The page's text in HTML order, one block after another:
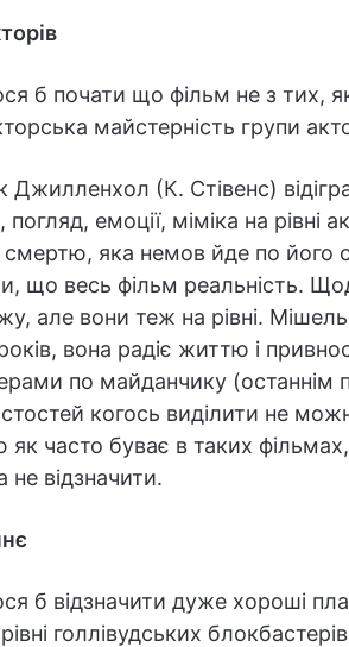
б почати що фільм не з тих,
майстерність групи
(К. Стівенс)
погляд, емоції, міміка на рівні
смертю, яка немов йде по його
що весь фільм реальність.
але вони теж на рівні.
вона радіє життю і
по майданчику (останнім
когось виділити не
часто буває в таких
відзначити.
б відзначити дуже хороші
рівні голлівудських